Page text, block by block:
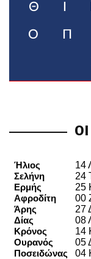
Θ
Ο Π